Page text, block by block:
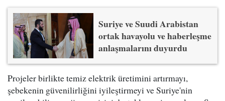
Suriye ve Suudi Arabistan
ortak havayolu ve haberleşme
anlaşmalarını duyurdu
Projeler birlikte temiz elektrik üretimini artırmayı,
şebekenin güvenilirliğini iyileştirmeyi ve Suriye'nin